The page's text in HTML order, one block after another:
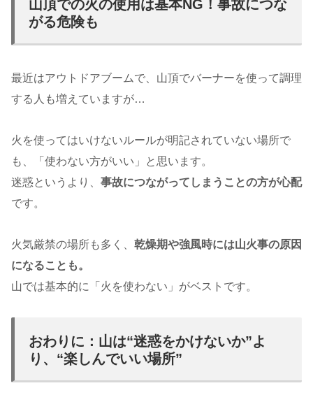
山頂での火の使用は基本NG！事故につな
がる危険も
最近はアウトドアブームで、山頂でバーナーを使って調理
する人も増えていますが…
火を使ってはいけないルールが明記されていない場所で
も、「使わない方がいい」と思います。
迷惑というより、 事故につながってしまうことの方が心配
です。
火気厳禁の場所も多く、 乾燥期や強風時には山火事の原因
になることも。
山では基本的に「火を使わない」がベストです。
おわりに：山は“迷惑をかけないか”よ
り、“楽しんでいい場所”